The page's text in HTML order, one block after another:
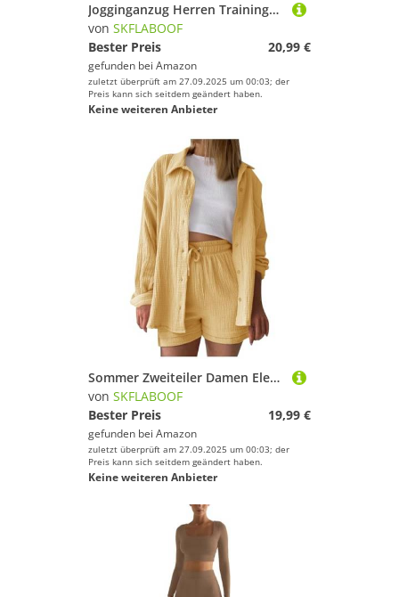
Jogginganzug Herren Trainingsanzug Freizeitanzug Einfarbig Hoodie Mit Kapuze Langarm Mit Taschen Hausanzug 2-Teilig Fitness Kapuzenjacke Jogginghose Jogginganzug Sportanzug Set 00b Dunkelgrau XL
von SKFLABOOF
Bester Preis
20,99 €
gefunden bei Amazon
zuletzt überprüft am 27.09.2025 um 00:03; der
Preis kann sich seitdem geändert haben.
Keine weiteren Anbieter
Sommer Zweiteiler Damen Elegant Musselin Bluse und Shorts Aesthetic Lounge Set Sportanzug Oversize Freizeitanzug Langarm Hausanzug Y2K Clothes Longshirt Gelb S
von SKFLABOOF
Bester Preis
19,99 €
gefunden bei Amazon
zuletzt überprüft am 27.09.2025 um 00:03; der
Preis kann sich seitdem geändert haben.
Keine weiteren Anbieter